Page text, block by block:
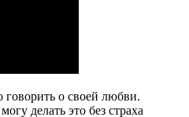
о своей любви.
делать это без страха